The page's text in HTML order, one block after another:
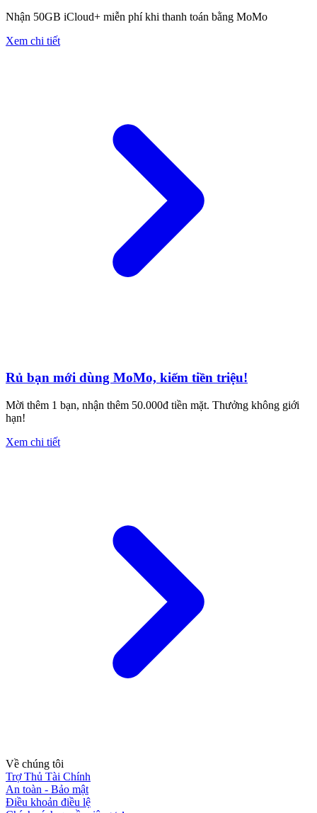
Nhận 50GB iCloud+ miễn phí khi thanh toán bằng MoMo
Xem chi tiết
Rủ bạn mới dùng MoMo, kiếm tiền triệu!
Mời thêm 1 bạn, nhận thêm 50.000đ tiền mặt. Thưởng không giới
hạn!
Xem chi tiết
Về chúng tôi
Trợ Thủ Tài Chính
An toàn - Bảo mật
Điều khoản điều lệ